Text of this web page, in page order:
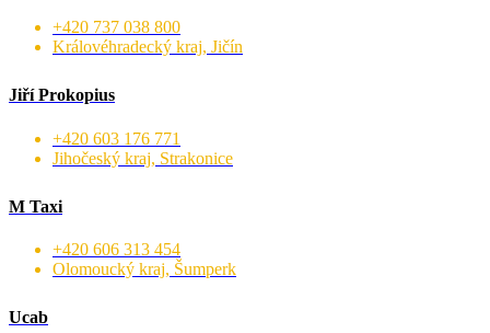
+420 737 038 800
Královéhradecký kraj, Jičín
Jiří Prokopius
+420 603 176 771
Jihočeský kraj, Strakonice
M Taxi
+420 606 313 454
Olomoucký kraj, Šumperk
Ucab